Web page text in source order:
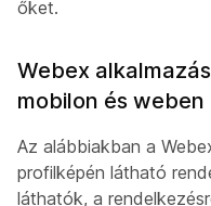
őket.
Webex
mobilon és weben
Az alábbiakban a
profilképén látható
láthatók, a